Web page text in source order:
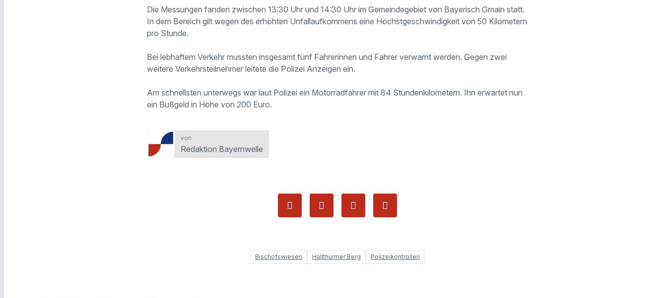
Die Messungen fanden zwischen 13:30 Uhr und 14:30 Uhr im Gemeindegebiet von Bayerisch Gmain statt.
In dem Bereich gilt wegen des erhöhten Unfallaufkommens eine Höchstgeschwindigkeit von 50 Kilometern
pro Stunde.
Bei lebhaftem Verkehr mussten insgesamt fünf Fahrerinnen und Fahrer verwarnt werden. Gegen zwei
weitere Verkehrsteilnehmer leitete die Polizei Anzeigen ein.
Am schnellsten unterwegs war laut Polizei ein Motorradfahrer mit 84 Stundenkilometern. Ihn erwartet nun
ein Bußgeld in Höhe von 200 Euro.
von
Redaktion Bayernwelle
Bischofswiesen Hallthurmer Berg Polizeikontrollen